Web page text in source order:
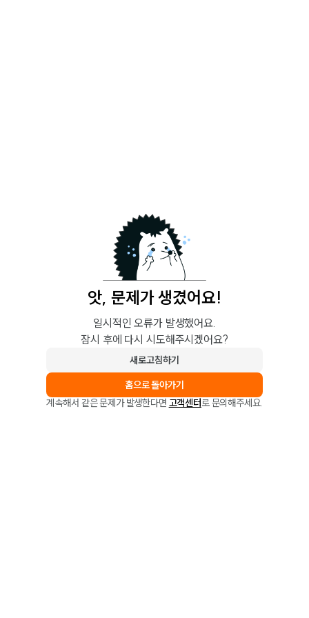
앗, 문제가 생겼어요!
일시적인 오류가 발생했어요.
잠시 후에 다시 시도해주시겠어요?
새로고침하기
홈으로 돌아가기
계속해서 같은 문제가 발생한다면 고객센터로 문의해주세요.